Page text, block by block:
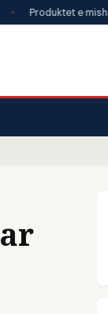
e mishit që